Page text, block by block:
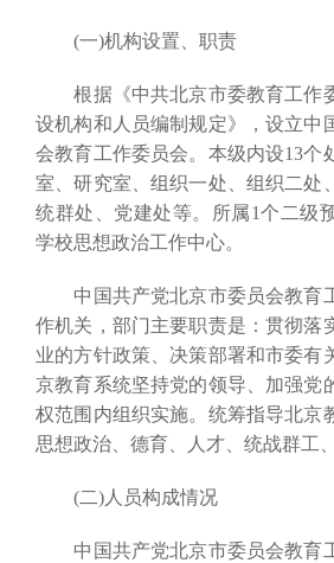
(一)机构设置、职责
根据《中共北京市委教育工作
设机构和人员编制规定》，设立中
会教育工作委员会。本级内设13个
室、研究室、组织一处、组织二处
统群处、党建处等。所属1个二级
学校思想政治工作中心。
中国共产党北京市委员会教育
作机关，部门主要职责是：贯彻落
业的方针政策、决策部署和市委有
京教育系统坚持党的领导、加强党
权范围内组织实施。统筹指导北京
思想政治、德育、人才、统战群工
(二)人员构成情况
中国共产党北京市委员会教育